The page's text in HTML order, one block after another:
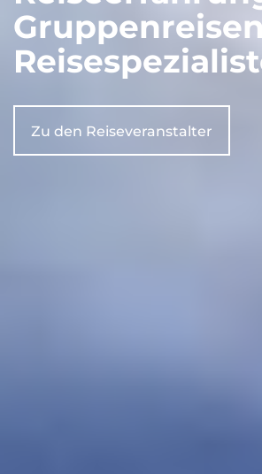
Zu den Reiseveranstalter